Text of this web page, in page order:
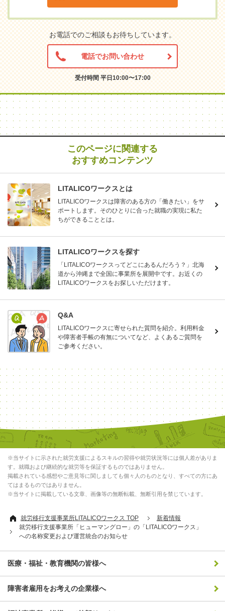
お電話でのご相談もお待ちしています。
電話でお問い合わせ
受付時間 平日10:00〜17:00
このページに関連する
おすすめコンテンツ
LITALICOワークスとは
LITALICOワークスは障害のある方の「働きたい」をサ
ポートします。そのひとりに合った就職の実現に私た
ちができることとは。
LITALICOワークスを探す
「LITALICOワークスってどこにあるんだろう？」北海
道から沖縄まで全国に事業所を展開中です。お近くの
LITALICOワークスをお探しいただけます。
Q&A
LITALICOワークスに寄せられた質問を紹介。利用料金
や障害者手帳の有無についてなど、よくあるご質問を
ご参考ください。
※当サイトに示された就労支援によるスキルの習得や就労状況等には個人差がありま
す。就職および継続的な就労等を保証するものではありません。
掲載されている感想やご意見等に関しましても個々人のものとなり、すべての方にあ
てはまるものではありません。
※当サイトに掲載している文章、画像等の無断転載、無断引用を禁じています。
就労移行支援事業所LITALICOワークス TOP
新着情報
就労移行支援事業所「ヒューマングロー」の「LITALICOワークス」
への名称変更および運営統合のお知らせ
医療・福祉・教育機関の皆様へ
障害者雇用をお考えの企業様へ